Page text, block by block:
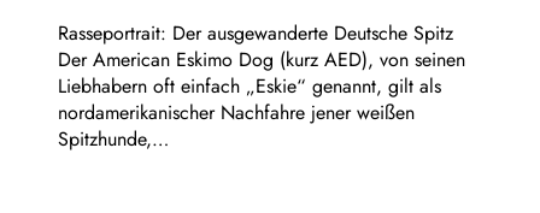
Rasseportrait: Der ausgewanderte Deutsche Spitz
Der American Eskimo Dog (kurz AED), von seinen
Liebhabern oft einfach „Eskie“ genannt, gilt als
nordamerikanischer Nachfahre jener weißen
Spitzhunde,…